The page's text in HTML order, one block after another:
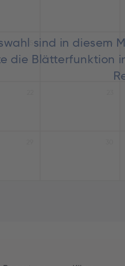
sind in diesem
die Blätterfunktion
16